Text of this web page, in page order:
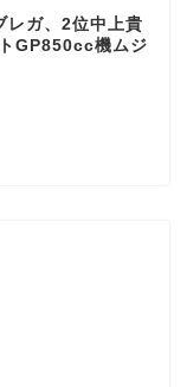
レガ、2位中上貴
GP850cc機ムジ